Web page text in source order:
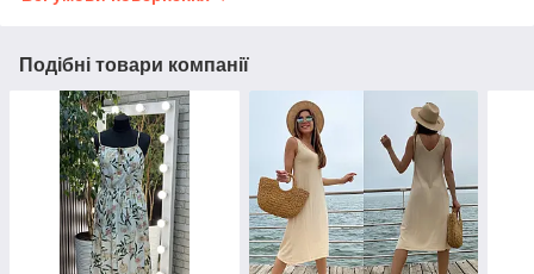
Подібні товари компанії